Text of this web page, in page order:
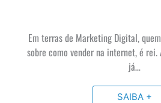
Em terras de Marketing Digital,
sobre como vender na internet, é
já…
SAIBA +